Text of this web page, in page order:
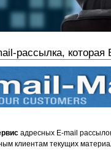
рассылка,
адресных E-mail
клиентам текущих